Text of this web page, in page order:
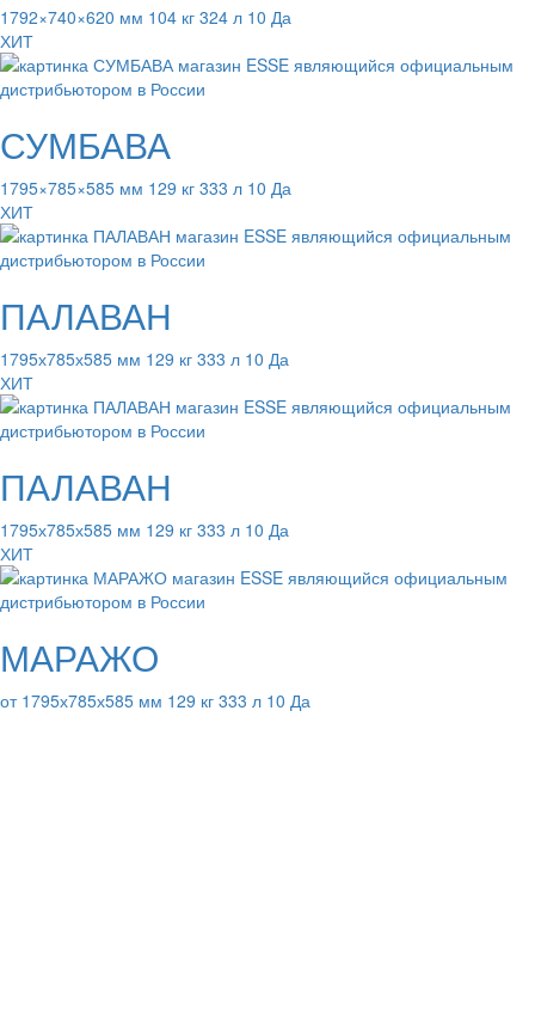
1792×740×620 мм 104 кг 324 л 10 Да
ХИТ
СУМБАВА
1795×785×585 мм 129 кг 333 л 10 Да
ХИТ
ПАЛАВАН
1795х785х585 мм 129 кг 333 л 10 Да
ХИТ
ПАЛАВАН
1795х785х585 мм 129 кг 333 л 10 Да
ХИТ
МАРАЖО
от 1795х785х585 мм 129 кг 333 л 10 Да